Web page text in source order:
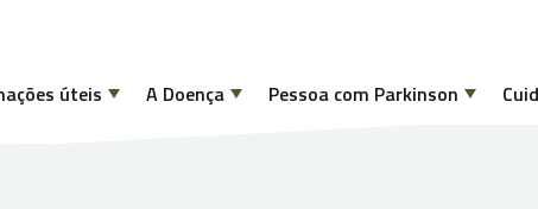
úteis A Doença Pessoa com Parkinson